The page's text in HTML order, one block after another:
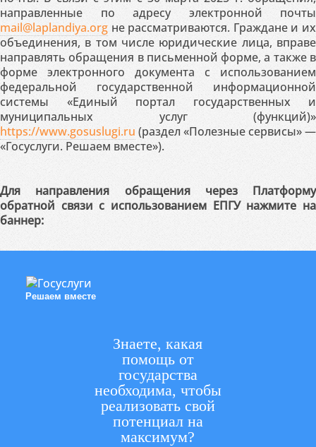
направленные по адресу электронной почты
mail@laplandiya.org не рассматриваются. Граждане и их
объединения, в том числе юридические лица, вправе
направлять обращения в письменной форме, а также в
форме электронного документа с использованием
федеральной государственной информационной
системы «Единый портал государственных и
муниципальных услуг (функций)»
https://www.gosuslugi.ru (раздел «Полезные сервисы» —
«Госуслуги. Решаем вместе»).
Для направления обращения через Платформу
обратной связи с использованием ЕПГУ нажмите на
баннер:
Решаем вместе
Знаете, какая
помощь от
государства
необходима, чтобы
реализовать свой
потенциал на
максимум?